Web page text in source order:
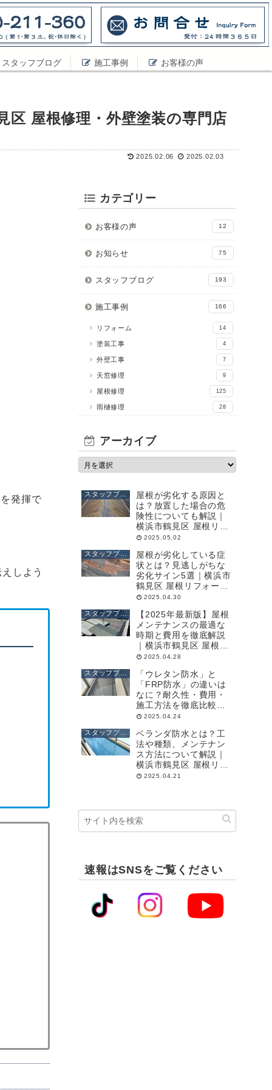
タッフブログ 施工事例 お客様の声
区 屋根修理・外壁塗装の専門店
2025.02.03
2025.02.06
発揮で
しよう
カテゴリー
お客様の声 12
お知らせ 75
スタッフブログ 193
施工事例 166
リフォーム 14
塗装工事 4
外壁工事 7
天窓修理 9
屋根修理 125
雨樋修理 28
アーカイブ
スタッフブログ
屋根が劣化する原因と
は？放置した場合の危
険性についても解説｜
横浜市鶴見区 屋根リフ
ォーム・外壁塗装の専
2025.05.02
スタッフブログ
屋根が劣化している症
状とは？見逃しがちな
劣化サイン5選｜横浜市
鶴見区 屋根リフォー
ム・外壁塗装の専門店
2025.04.30
スタッフブログ
【2025年最新版】屋根
メンテナンスの最適な
時期と費用を徹底解説
｜横浜市鶴見区 屋根リ
フォーム・外壁塗装の
2025.04.28
スタッフブログ
「ウレタン防水」と
「FRP防水」の違いは
なに？耐久性・費用・
施工方法を徹底比較｜
横浜市鶴見区 屋根リフ
門店 (株)成田屋商店
2025.04.24
スタッフブログ
ベランダ防水とは？工
法や種類、メンテナン
ス方法について解説｜
横浜市鶴見区 屋根リフ
ォーム・外壁塗装の専
2025.04.21
速報はSNSをご覧ください